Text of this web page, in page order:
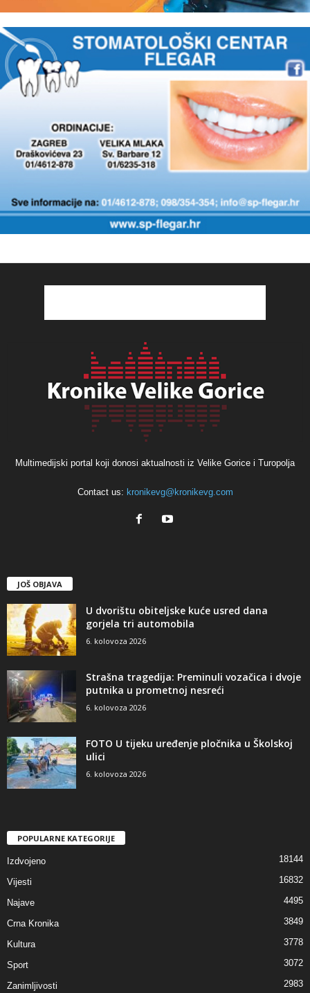
Multimedijski portal koji donosi aktualnosti iz Velike Gorice i Turopolja
Contact us: kronikevg@kronikevg.com
JOŠ OBJAVA
U dvorištu obiteljske kuće usred dana
gorjela tri automobila
6. kolovoza 2026
Strašna tragedija: Preminuli vozačica i dvoje
putnika u prometnoj nesreći
6. kolovoza 2026
FOTO U tijeku uređenje pločnika u Školskoj
ulici
6. kolovoza 2026
POPULARNE KATEGORIJE
Izdvojeno 18144
Vijesti 16832
Najave 4495
Crna Kronika 3849
Kultura 3778
Sport 3072
Zanimljivosti 2983